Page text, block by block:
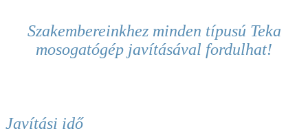
Szakembereinkhez minden típusú Teka
mosogatógép javításával fordulhat!
Javítási idő